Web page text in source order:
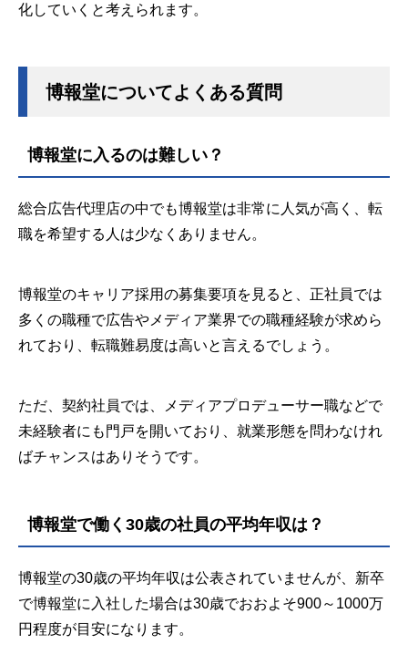
化していくと考えられます。
博報堂についてよくある質問
博報堂に入るのは難しい？
総合広告代理店の中でも博報堂は非常に人気が高く、転
職を希望する人は少なくありません。
博報堂のキャリア採用の募集要項を見ると、正社員では
多くの職種で広告やメディア業界での職種経験が求めら
れており、転職難易度は高いと言えるでしょう。
ただ、契約社員では、メディアプロデューサー職などで
未経験者にも門戸を開いており、就業形態を問わなけれ
ばチャンスはありそうです。
博報堂で働く30歳の社員の平均年収は？
博報堂の30歳の平均年収は公表されていませんが、新卒
で博報堂に入社した場合は30歳でおおよそ900～1000万
円程度が目安になります。